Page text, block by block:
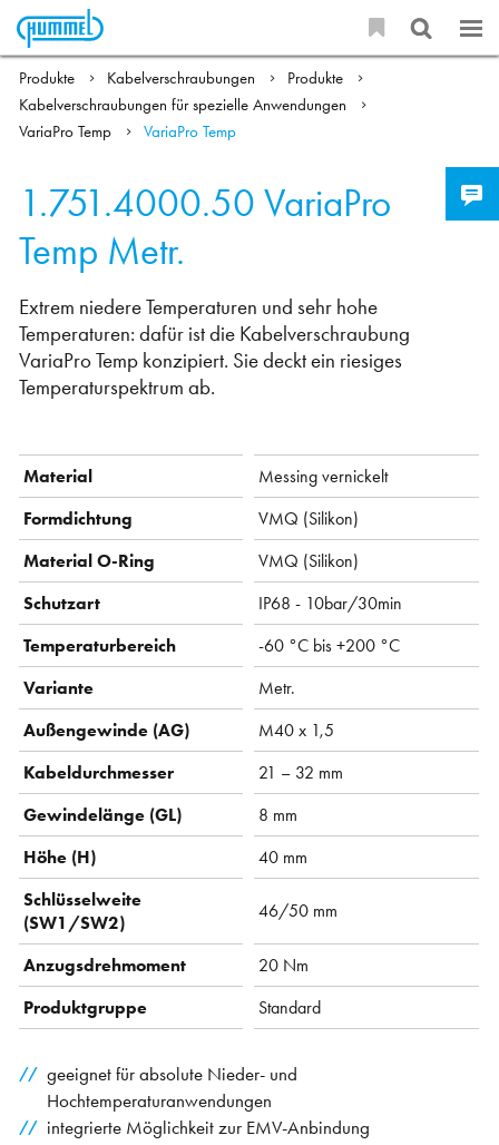
Produkte Kabelverschraubungen
Produkte
Kabelverschraubungen für spezielle Anwendungen
VariaPro Temp
VariaPro Temp
1.751.4000.50VariaPro
Temp Metr.
Extrem niedere Temperaturen und sehr hohe
Temperaturen: dafür ist die Kabelverschraubung
VariaPro Temp konzipiert. Sie deckt ein riesiges
Temperaturspektrum ab.
Material
Messing vernickelt
Formdichtung
VMQ (Silikon)
Material O-Ring
VMQ (Silikon)
Schutzart
IP68 - 10bar/30min
Temperaturbereich
-60 °C bis +200 °C
Variante
Metr.
Außengewinde (AG)
M40 x 1,5
Kabeldurchmesser
21 – 32 mm
Gewindelänge (GL)
8 mm
Höhe (H)
40 mm
Schlüsselweite
(SW1/SW2)
46/50 mm
Anzugsdrehmoment
20 Nm
Produktgruppe
Standard
geeignet für absolute Nieder- und
Hochtemperaturanwendungen
integrierte Möglichkeit zur EMV-Anbindung